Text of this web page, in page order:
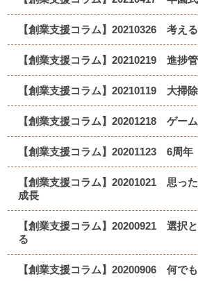
【創業支援コラム】20210326 考え
【創業支援コラム】20210219 進捗
【創業支援コラム】20210119 大掃除
【創業支援コラム】20201218 ゲー
【創業支援コラム】20201123 6周年
【創業支援コラム】20201021 思っ
成長
【創業支援コラム】20200921 選択
る
【創業支援コラム】20200906 何で